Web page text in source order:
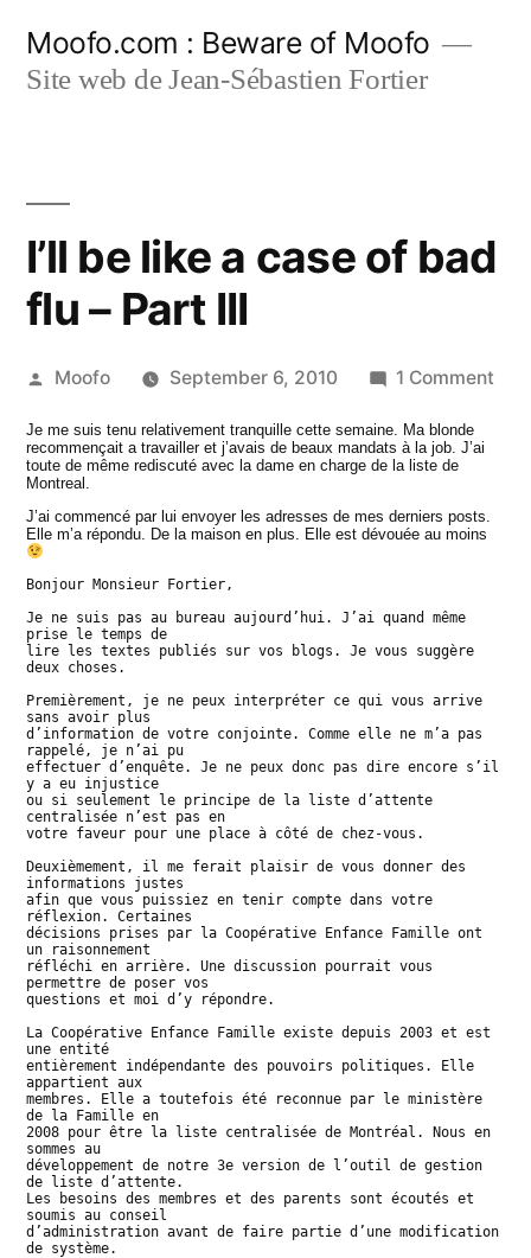
Moofo.com : Beware of Moofo
Site web de Jean-Sébastien Fortier
I’ll be like a case of bad
flu – Part III
Posted
Moofo September 6, 2010 1 Comment
Je me suis tenu relativement tranquille cette semaine. Ma blonde
recommençait a travailler et j’avais de beaux mandats à la job. J’ai
toute de même rediscuté avec la dame en charge de la liste de
Montreal.
J’ai commencé par lui envoyer les adresses de mes derniers posts.
Elle m’a répondu. De la maison en plus. Elle est dévouée au moins
Bonjour Monsieur Fortier,
Je ne suis pas au bureau aujourd’hui. J’ai quand même
prise le temps de
lire les textes publiés sur vos blogs. Je vous suggère
deux choses.
Premièrement, je ne peux interpréter ce qui vous arrive
sans avoir plus
d’information de votre conjointe. Comme elle ne m’a pas
rappelé, je n’ai pu
effectuer d’enquête. Je ne peux donc pas dire encore s’il
y a eu injustice
ou si seulement le principe de la liste d’attente
centralisée n’est pas en
votre faveur pour une place à côté de chez-vous.
Deuxièmement, il me ferait plaisir de vous donner des
informations justes
afin que vous puissiez en tenir compte dans votre
réflexion. Certaines
décisions prises par la Coopérative Enfance Famille ont
un raisonnement
réfléchi en arrière. Une discussion pourrait vous
permettre de poser vos
questions et moi d’y répondre.
La Coopérative Enfance Famille existe depuis 2003 et est
une entité
entièrement indépendante des pouvoirs politiques. Elle
appartient aux
membres. Elle a toutefois été reconnue par le ministère
de la Famille en
2008 pour être la liste centralisée de Montréal. Nous en
sommes au
développement de notre 3e version de l’outil de gestion
de liste d’attente.
Les besoins des membres et des parents sont écoutés et
soumis au conseil
d’administration avant de faire partie d’une modification
de système.